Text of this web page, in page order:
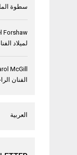
سطوة
Forshaw
لميلاد
McGill
الفنان
العربية